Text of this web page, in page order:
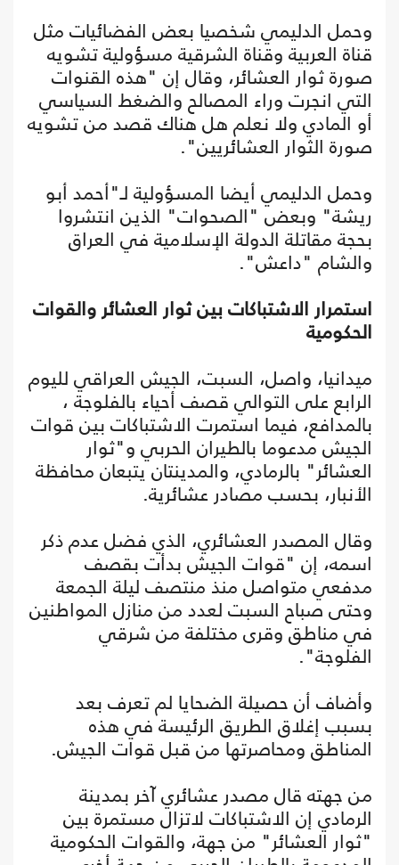
وحمل الدليمي شخصيا بعض الفضائيات مثل
قناة العربية وقناة الشرقية مسؤولية تشويه
صورة ثوار العشائر، وقال إن "هذه القنوات
التي انجرت وراء المصالح والضغط السياسي
أو المادي ولا نعلم هل هناك قصد من تشويه
صورة الثوار العشائريين".
وحمل الدليمي أيضا المسؤولية لـ"أحمد أبو
ريشة" وبعض "الصحوات" الذين انتشروا
بحجة مقاتلة الدولة الإسلامية في العراق
والشام "داعش".
استمرار الاشتباكات بين ثوار العشائر والقوات
الحكومية
ميدانيا، واصل، السبت، الجيش العراقي لليوم
الرابع على التوالي قصف أحياء بالفلوجة ،
بالمدافع، فيما استمرت الاشتباكات بين قوات
الجيش مدعوما بالطيران الحربي و"ثوار
العشائر" بالرمادي، والمدينتان يتبعان محافظة
الأنبار، بحسب مصادر عشائرية.
وقال المصدر العشائري، الذي فضل عدم ذكر
اسمه، إن "قوات الجيش بدأت بقصف
مدفعي متواصل منذ منتصف ليلة الجمعة
وحتى صباح السبت لعدد من منازل المواطنين
في مناطق وقرى مختلفة من شرقي
الفلوجة".
وأضاف أن حصيلة الضحايا لم تعرف بعد
بسبب إغلاق الطريق الرئيسة في هذه
المناطق ومحاصرتها من قبل قوات الجيش.
من جهته قال مصدر عشائري آخر بمدينة
الرمادي إن الاشتباكات لاتزال مستمرة بين
"ثوار العشائر" من جهة، والقوات الحكومية